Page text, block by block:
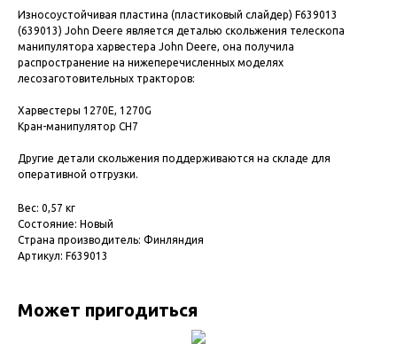
Износоустойчивая пластина (пластиковый слайдер) F639013
(639013) John Deere является деталью скольжения телескопа
манипулятора харвестера John Deere, она получила
распространение на нижеперечисленных моделях
лесозаготовительных тракторов:
Харвестеры 1270E, 1270G
Кран-манипулятор CH7
Другие детали скольжения поддерживаются на складе для
оперативной отгрузки.
Вес: 0,57 кг
Состояние: Новый
Страна производитель: Финляндия
Артикул: F639013
Может пригодиться